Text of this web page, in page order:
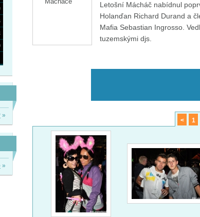
»
»
Letošní Mácháč nabídnul
Holanďan Richard Durand a
Mafia Sebastian Ingrosso.
tuzemskými djs.
< 1